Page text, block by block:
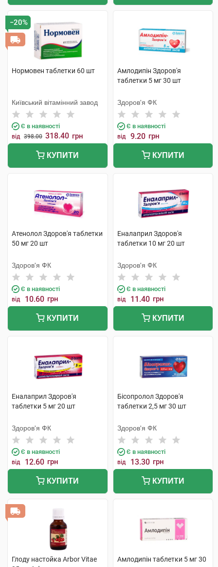
−20%
Нормовен таблетки 60 шт
Київський вітамінний завод
Є в наявності
від 398.00 318.40 грн
КУПИТИ
Амлодипін Здоров'я
таблетки 5 мг 30 шт
Здоров'я ФК
Є в наявності
від 9.20 грн
КУПИТИ
Атенолол Здоров'я таблетки
50 мг 20 шт
Здоров'я ФК
Є в наявності
від 10.60 грн
КУПИТИ
Еналаприл Здоров'я
таблетки 10 мг 20 шт
Здоров'я ФК
Є в наявності
від 11.40 грн
КУПИТИ
Еналаприл Здоров'я
таблетки 5 мг 20 шт
Здоров'я ФК
Є в наявності
від 12.60 грн
КУПИТИ
Бісопролол Здоров'я
таблетки 2,5 мг 30 шт
Здоров'я ФК
Є в наявності
від 13.30 грн
КУПИТИ
Глоду настойка Arbor Vitae
Амлодипін таблетки 5 мг 30